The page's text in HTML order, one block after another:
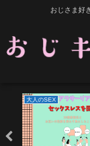
おじさま好
大人のSEX